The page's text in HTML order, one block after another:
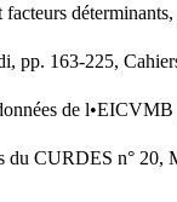
déterminants,
163-225,
de
du CURDES n° 20,